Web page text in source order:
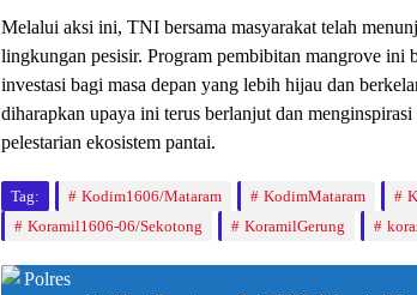
Melalui aksi ini, TNI bersama masyarakat telah
lingkungan pesisir. Program pembibitan mangrove ini
investasi bagi masa depan yang lebih hijau dan
diharapkan upaya ini terus berlanjut dan
pelestarian ekosistem pantai.
Tag: Kodim1606/Mataram KodimMataram
Koramil1606-06/Sekotong
KoramilGerung